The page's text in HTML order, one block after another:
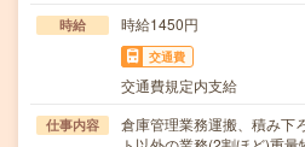
時給 時給1450円
交通費
交通費規定内支給
仕事内容
倉庫管理業務運搬、積み下